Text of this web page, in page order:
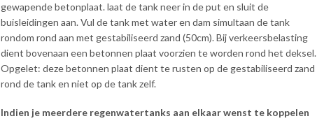
gewapende betonplaat. laat de tank neer in de put en sluit de
buisleidingen aan. Vul de tank met water en dam simultaan de tank
rondom rond aan met gestabiliseerd zand (50cm). Bij verkeersbelasting
dient bovenaan een betonnen plaat voorzien te worden rond het deksel.
Opgelet: deze betonnen plaat dient te rusten op de gestabiliseerd zand
rond de tank en niet op de tank zelf.
Indien je meerdere regenwatertanks aan elkaar wenst te koppelen